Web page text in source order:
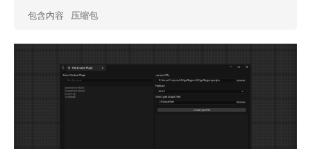
包含内容
压缩包